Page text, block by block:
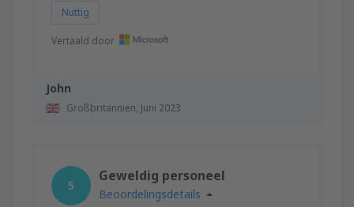
John
Großbritannien, Juni 2023
Nuttig
Vertaald door
5
Geweldig personeel
Beoordelingsdetails